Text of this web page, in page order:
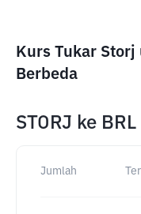
Kurs Tukar
Berbeda
STORJ ke BRL
Jumlah